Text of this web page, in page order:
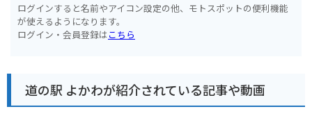
ログインすると名前やアイコン設定の他、モトスポットの便利機能
が使えるようになります。
ログイン・会員登録はこちら
道の駅 よかわが紹介されている記事や動画